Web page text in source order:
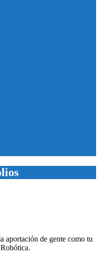
aportación de gente como tu